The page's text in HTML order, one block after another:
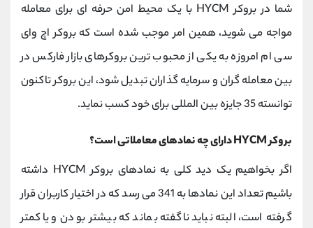
شما در بروکر HYCM با یک محیط امن حرفه ای برای معامله
مواجه می شوید، همین امر موجب شده است که بروکر اچ وای
سی ام امروزه به یکی از محبوب ترین بروکرهای بازار فارکس در
بین معامله گران و سرمایه گذاران تبدیل شود، این بروکر تاکنون
توانسته 35 جایزه بین المللی برای خود کسب نماید.
بروکرHYCMدارای چه نمادهای معاملاتی است؟
اگر بخواهیم یک دید کلی به نمادهای بروکر HYCM داشته
باشیم تعداد این نمادها به 341 می رسد که در اختیار کاربران قرار
گرفته است، البته نباید ناگفته بماند که بیشتر بودن و یا کمتر